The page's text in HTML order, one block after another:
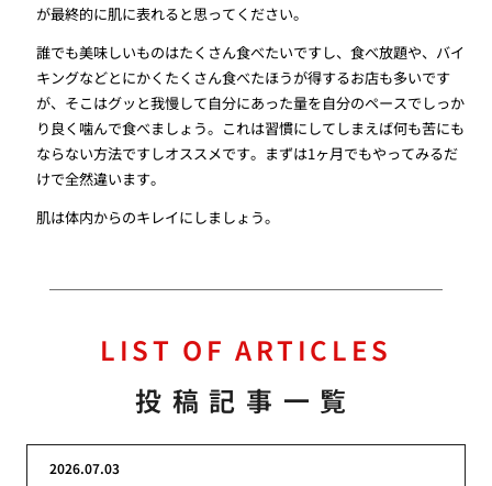
が最終的に肌に表れると思ってください。
誰でも美味しいものはたくさん食べたいですし、食べ放題や、バイ
キングなどとにかくたくさん食べたほうが得するお店も多いです
が、そこはグッと我慢して自分にあった量を自分のペースでしっか
り良く噛んで食べましょう。これは習慣にしてしまえば何も苦にも
ならない方法ですしオススメです。まずは1ヶ月でもやってみるだ
けで全然違います。
肌は体内からのキレイにしましょう。
LIST OF ARTICLES
投稿記事一覧
2026.07.03